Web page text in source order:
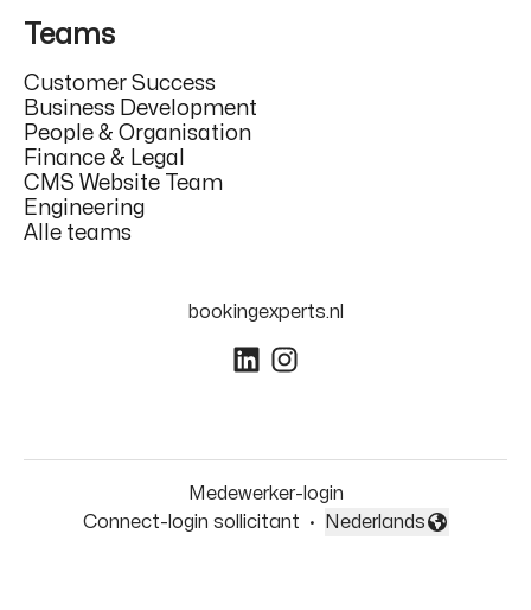
Teams
Customer Success
Business Development
People & Organisation
Finance & Legal
CMS Website Team
Engineering
Alle teams
bookingexperts.nl
Medewerker-login
Connect-login sollicitant
·
Taal wijzigen
Nederlands